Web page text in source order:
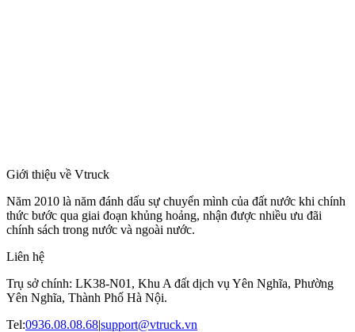
Giới thiệu về Vtruck
Năm 2010 là năm đánh dấu sự chuyển mình của đất nước khi chính
thức bước qua giai đoạn khủng hoảng, nhận được nhiều ưu đãi
chính sách trong nước và ngoài nước.
Liên hệ
Trụ sở chính: LK38-N01, Khu A đất dịch vụ Yên Nghĩa, Phường
Yên Nghĩa, Thành Phố Hà Nội.
Tel:0936.08.08.68|support@vtruck.vn